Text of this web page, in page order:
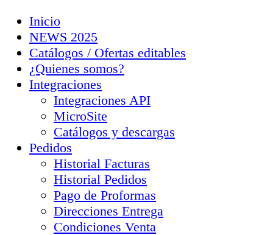
Inicio
NEWS 2025
Catálogos / Ofertas editables
¿Quienes somos?
Integraciones
Integraciones API
MicroSite
Catálogos y descargas
Pedidos
Historial Facturas
Historial Pedidos
Pago de Proformas
Direcciones Entrega
Condiciones Venta